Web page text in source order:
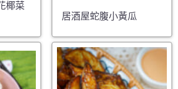
椰菜
居酒屋蛇腹小黃瓜